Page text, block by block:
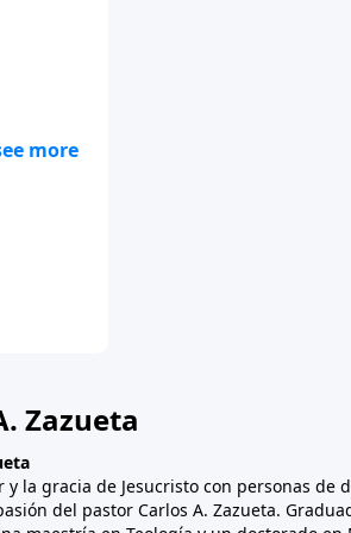
Zazueta
la gracia de Jesucristo con personas de
del pastor Carlos A. Zazueta.